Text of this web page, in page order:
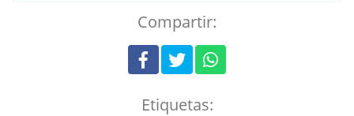
Compartir:
Etiquetas: